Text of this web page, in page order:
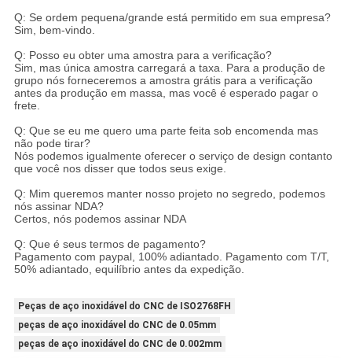
Q: Se ordem pequena/grande está permitido em sua empresa?
Sim, bem-vindo.
Q: Posso eu obter uma amostra para a verificação?
Sim, mas única amostra carregará a taxa. Para a produção de
grupo nós forneceremos a amostra grátis para a verificação
antes da produção em massa, mas você é esperado pagar o
frete.
Q: Que se eu me quero uma parte feita sob encomenda mas
não pode tirar?
Nós podemos igualmente oferecer o serviço de design contanto
que você nos disser que todos seus exige.
Q: Mim queremos manter nosso projeto no segredo, podemos
nós assinar NDA?
Certos, nós podemos assinar NDA
Q: Que é seus termos de pagamento?
Pagamento com paypal, 100% adiantado. Pagamento com T/T,
50% adiantado, equilíbrio antes da expedição.
Peças de aço inoxidável do CNC de ISO2768FH
peças de aço inoxidável do CNC de 0.05mm
peças de aço inoxidável do CNC de 0.002mm